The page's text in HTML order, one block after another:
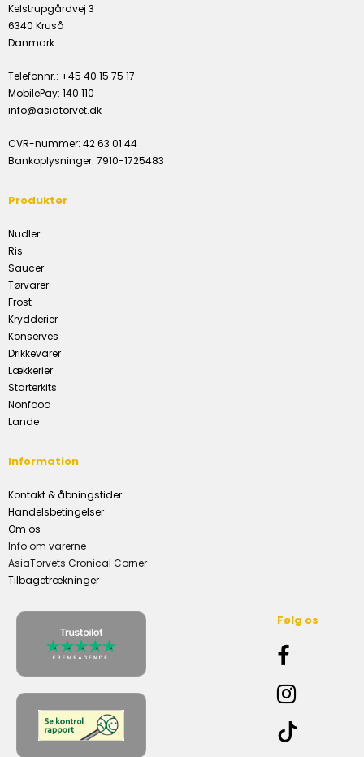
Kelstrupgårdvej 3
6340 Kruså
Danmark
Telefonnr.: +45 40 15 75 17
MobilePay: 140 110
info@asiatorvet.dk
CVR-nummer: 42 63 01 44
Bankoplysninger: 7910-1725483
Produkter
Nudler
Ris
Saucer
Tørvarer
Frost
Krydderier
Konserves
Drikkevarer
Lækkerier
Starterkits
Nonfood
Lande
Information
Kontakt & åbningstider
Handelsbetingelser
Om os
Info om varerne
AsiaTorvets Cronical Corner
Tilbagetrækninger
Følg os